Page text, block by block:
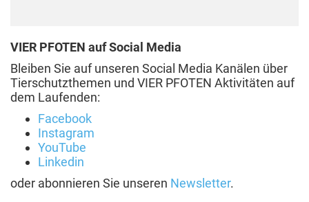
VIER PFOTEN auf Social Media
Bleiben Sie auf unseren Social Media Kanälen über
Tierschutzthemen und VIER PFOTEN Aktivitäten auf
dem Laufenden:
Facebook
Instagram
YouTube
Linkedin
oder abonnieren Sie unseren Newsletter.